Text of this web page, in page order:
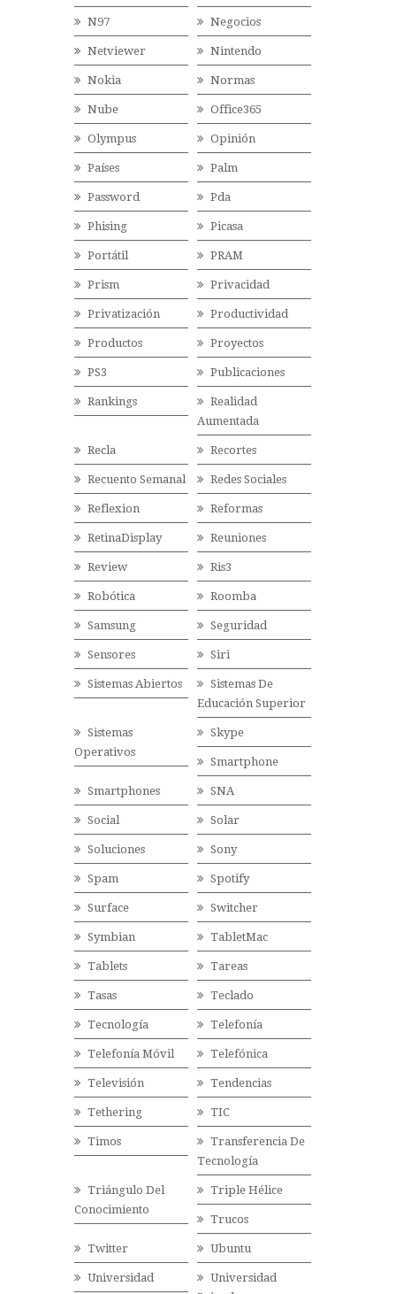
N97 Negocios
Netviewer Nintendo
Nokia Normas
Nube Office365
Olympus Opinión
Países Palm
Password Pda
Phising Picasa
Portátil PRAM
Prism Privacidad
Privatización Productividad
Productos Proyectos
PS3 Publicaciones
Rankings
Realidad
Aumentada
Recla Recortes
Recuento Semanal Redes Sociales
Reflexion Reformas
RetinaDisplay Reuniones
Review Ris3
Robótica Roomba
Samsung Seguridad
Sensores Siri
Sistemas Abiertos
Sistemas De
Educación Superior
Sistemas
Operativos
Skype
Smartphone
Smartphones SNA
Social Solar
Soluciones Sony
Spam Spotify
Surface Switcher
Symbian TabletMac
Tablets Tareas
Tasas Teclado
Tecnología Telefonía
Telefonía Móvil Telefónica
Televisión Tendencias
Tethering TIC
Timos
Transferencia De
Tecnología
Triángulo Del
Conocimiento
Triple Hélice
Trucos
Twitter Ubuntu
Universidad
Universidad